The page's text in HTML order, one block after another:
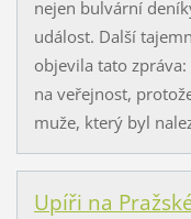
nejen bulvární
událost. Další
objevila tato
na veřejnost,
muže, který byl
Upíři na